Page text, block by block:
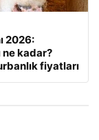
2026:
ne kadar?
fiyatları